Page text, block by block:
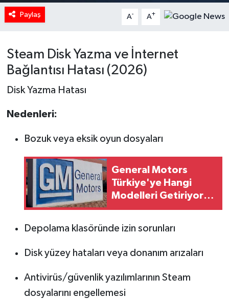
Paylaş A- A+
Steam Disk Yazma ve İnternet
Bağlantısı Hatası (2026)
Disk Yazma Hatası
Nedenleri:
Bozuk veya eksik oyun dosyaları
General Motors
Türkiye'ye Hangi
Modelleri Getiriyor?
İşte Gelen Efsaneler!
Depolama klasöründe izin sorunları
Disk yüzey hataları veya donanım arızaları
Antivirüs/güvenlik yazılımlarının Steam
dosyalarını engellemesi
POLİTİKA
Spor
Tarihi Yapılarımız
Teknoloji
Türkiye
Yerel